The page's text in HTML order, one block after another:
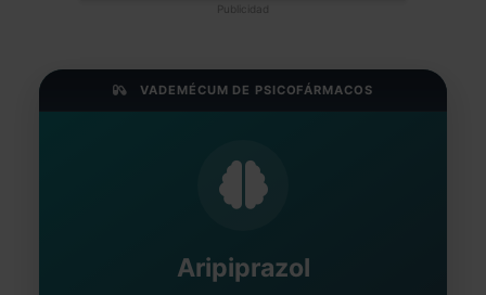
Publicidad
VADEMÉCUM DE PSICOFÁRMACOS
Aripiprazol